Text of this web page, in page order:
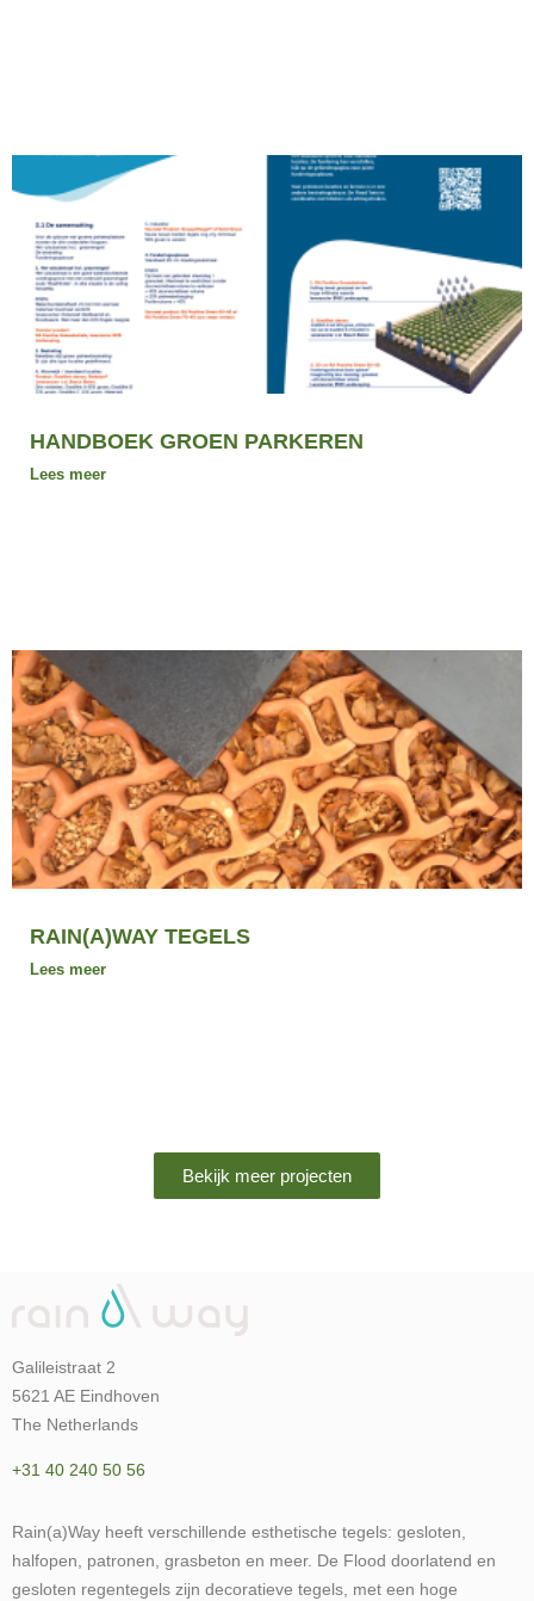
HANDBOEK GROEN PARKEREN
Lees meer
RAIN(A)WAY TEGELS
Lees meer
Bekijk meer projecten
Galileistraat 2
5621 AE Eindhoven
The Netherlands
+31 40 240 50 56
Rain(a)Way heeft verschillende esthetische tegels: gesloten,
halfopen, patronen, grasbeton en meer. De Flood doorlatend en
gesloten regentegels zijn decoratieve tegels, met een hoge